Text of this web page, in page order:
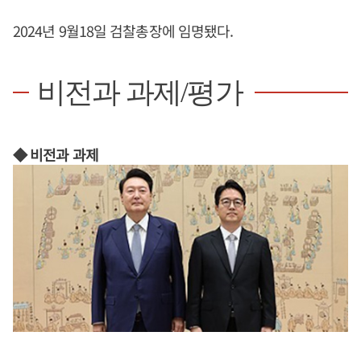
2024년 9월18일 검찰총장에 임명됐다.
비전과 과제/평가
◆ 비전과 과제